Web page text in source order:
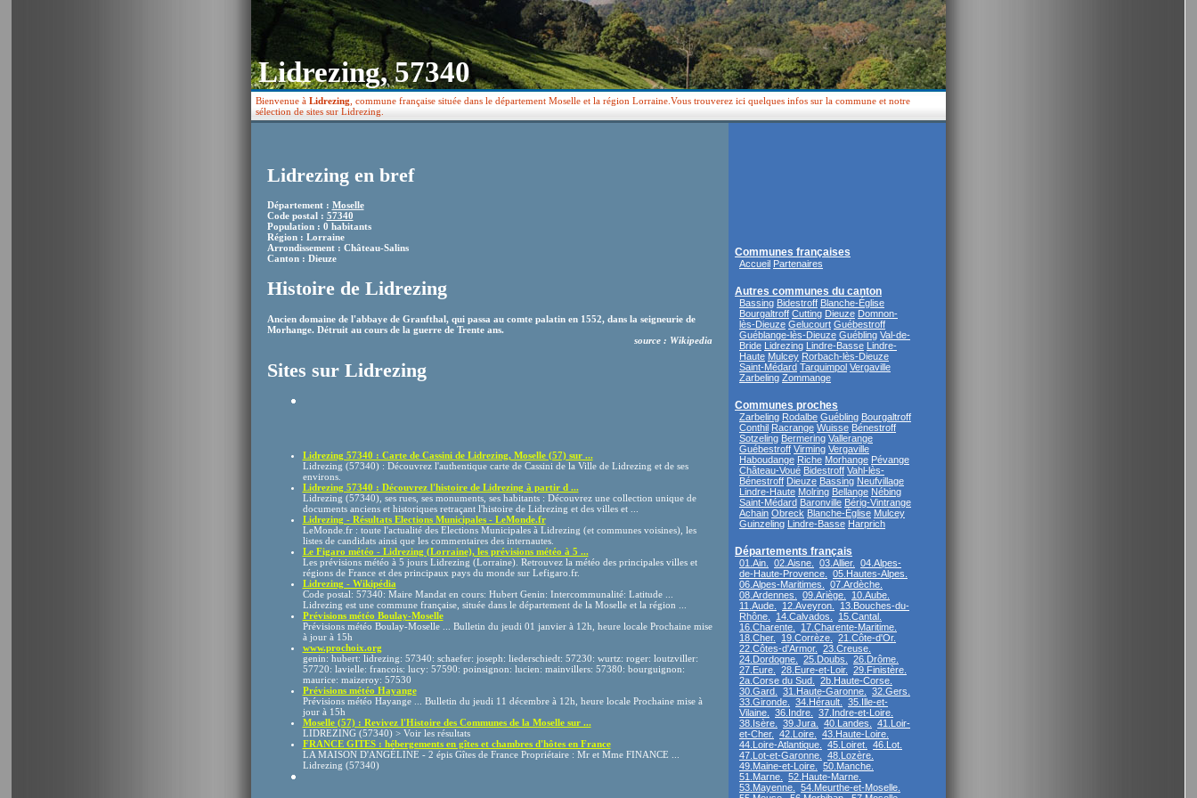
Lidrezing, 57340
Bienvenue à Lidrezing , commune française située dans le département Moselle et la région Lorraine.Vous trouverez ici quelques infos sur la commune et notre
sélection de sites sur Lidrezing.
Lidrezing en bref
Département : Moselle
Code postal : 57340
Population : 0 habitants
Région : Lorraine
Arrondissement : Château-Salins
Canton : Dieuze
Histoire de Lidrezing
Ancien domaine de l'abbaye de Granfthal, qui passa au comte palatin en 1552, dans la seigneurie de
Morhange. Détruit au cours de la guerre de Trente ans.
source : Wikipedia
Sites sur Lidrezing
Lidrezing 57340 : Carte de Cassini de Lidrezing, Moselle (57) sur ...
Lidrezing (57340) : Découvrez l'authentique carte de Cassini de la Ville de Lidrezing et de ses
environs.
Lidrezing 57340 : Découvrez l'histoire de Lidrezing à partir d ...
Lidrezing (57340), ses rues, ses monuments, ses habitants : Découvrez une collection unique de
documents anciens et historiques retraçant l'histoire de Lidrezing et des villes et ...
Lidrezing - Résultats Elections Municipales - LeMonde.fr
LeMonde.fr : toute l'actualité des Elections Municipales à Lidrezing (et communes voisines), les
listes de candidats ainsi que les commentaires des internautes.
Le Figaro météo - Lidrezing (Lorraine), les prévisions météo à 5 ...
Les prévisions météo à 5 jours Lidrezing (Lorraine). Retrouvez la météo des principales villes et
régions de France et des principaux pays du monde sur Lefigaro.fr.
Lidrezing - Wikipédia
Code postal: 57340: Maire Mandat en cours: Hubert Genin: Intercommunalité: Latitude ...
Lidrezing est une commune française, située dans le département de la Moselle et la région ...
Prévisions météo Boulay-Moselle
Prévisions météo Boulay-Moselle ... Bulletin du jeudi 01 janvier à 12h, heure locale Prochaine mise
à jour à 15h
www.prochoix.org
genin: hubert: lidrezing: 57340: schaefer: joseph: liederschiedt: 57230: wurtz: roger: loutzviller:
57720: lavielle: francois: lucy: 57590: poinsignon: lucien: mainvillers: 57380: bourguignon:
maurice: maizeroy: 57530
Prévisions météo Hayange
Prévisions météo Hayange ... Bulletin du jeudi 11 décembre à 12h, heure locale Prochaine mise à
jour à 15h
Moselle (57) : Revivez l'Histoire des Communes de la Moselle sur ...
LIDREZING (57340) > Voir les résultats
FRANCE GITES : hébergements en gîtes et chambres d'hôtes en France
LA MAISON D'ANGÉLINE - 2 épis Gîtes de France Propriétaire : Mr et Mme FINANCE ...
Lidrezing (57340)
Communes françaises
Accueil Partenaires
Autres communes du canton
Bassing Bidestroff Blanche-Église
Bourgaltroff Cutting Dieuze Domnon-
lès-Dieuze Gelucourt Guébestroff
Guéblange-lès-Dieuze Guébling Val-de-
Bride Lidrezing Lindre-Basse Lindre-
Haute Mulcey Rorbach-lès-Dieuze
Saint-Médard Tarquimpol Vergaville
Zarbeling Zommange
Communes proches
Zarbeling Rodalbe Guébling Bourgaltroff
Conthil Racrange Wuisse Bénestroff
Sotzeling Bermering Vallerange
Guébestroff Virming Vergaville
Haboudange Riche Morhange Pévange
Château-Voué Bidestroff Vahl-lès-
Bénestroff Dieuze Bassing Neufvillage
Lindre-Haute Molring Bellange Nébing
Saint-Médard Baronville Bérig-Vintrange
Achain Obreck Blanche-Église Mulcey
Guinzeling Lindre-Basse Harprich
Départements français
01.Ain. 02.Aisne. 03.Allier.
04.Alpes-
de-Haute-Provence.
05.Hautes-Alpes.
06.Alpes-Maritimes.
07.Ardèche.
08.Ardennes.
09.Ariège.
10.Aube.
11.Aude.
12.Aveyron.
13.Bouches-du-
Rhône.
14.Calvados.
15.Cantal.
16.Charente.
17.Charente-Maritime.
18.Cher.
19.Corrèze.
21.Côte-d'Or.
22.Côtes-d'Armor.
23.Creuse.
24.Dordogne.
25.Doubs.
26.Drôme.
27.Eure.
28.Eure-et-Loir.
29.Finistère.
2a.Corse du Sud.
2b.Haute-Corse.
30.Gard.
31.Haute-Garonne.
32.Gers.
33.Gironde.
34.Hérault.
35.Ille-et-
Vilaine.
36.Indre.
37.Indre-et-Loire.
38.Isère.
39.Jura. 40.Landes.
41.Loir-
et-Cher.
42.Loire.
43.Haute-Loire.
44.Loire-Atlantique.
45.Loiret.
46.Lot.
47.Lot-et-Garonne.
48.Lozère.
49.Maine-et-Loire.
50.Manche.
51.Marne.
52.Haute-Marne.
53.Mayenne.
54.Meurthe-et-Moselle.